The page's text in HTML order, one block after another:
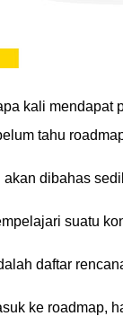
kali mendapat
tahu
akan dibahas
suatu
daftar
ke roadmap,